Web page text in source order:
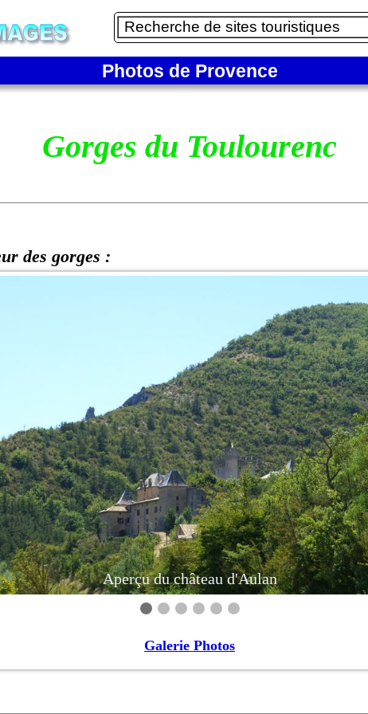
Photos de Provence
Gorges du Toulourenc
des gorges :
Aperçu du château d'Aulan
Galerie Photos